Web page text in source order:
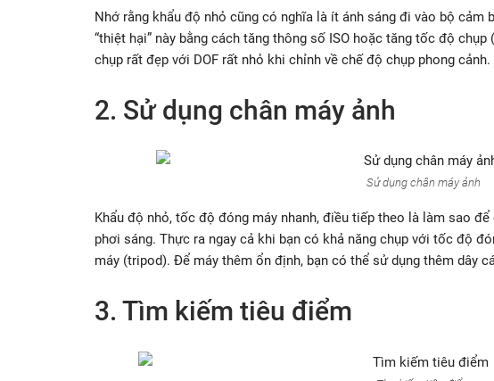
Nhớ rằng khẩu độ nhỏ cũng có nghĩa là ít ánh sáng đi vào bộ cảm
“thiệt hại” này bằng cách tăng thông số ISO hoặc tăng tốc độ
chụp rất đẹp với DOF rất nhỏ khi chỉnh về chế độ chụp phong cảnh.
2. Sử dụng chân máy ảnh
Sử dụng chân máy ảnh
Khẩu độ nhỏ, tốc độ đóng máy nhanh, điều tiếp theo là làm sao
phơi sáng. Thực ra ngay cả khi bạn có khả năng chụp với tốc độ
máy (tripod). Để máy thêm ổn định, bạn có thể sử dụng thêm dây
3. Tìm kiếm tiêu điểm